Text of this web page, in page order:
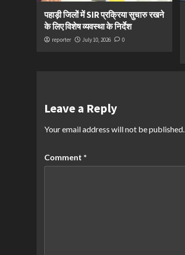
पहाड़ी जिलों में SIR प्रक्रिया सुचारु रखने
के लिए विशेष व्यवस्था के निर्देश
reporter July 10, 2026 0
Leave a Reply
Your email address will not be published.
Comment *